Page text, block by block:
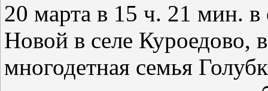
20 марта в 15 ч. 21 мин.
Новой в селе Куроедово,
многодетная семья